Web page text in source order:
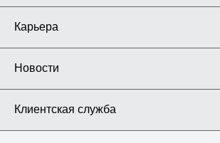
Карьера
Новости
Клиентская служба